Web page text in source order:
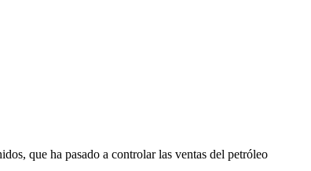
que ha pasado a controlar las ventas del petróleo